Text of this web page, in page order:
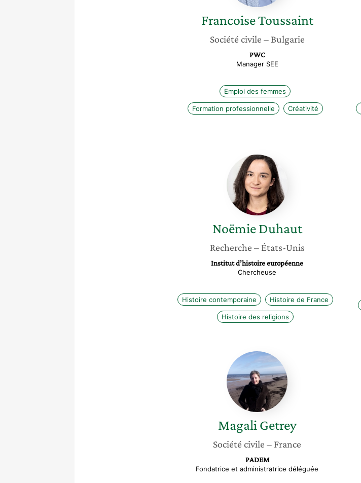
FrancoiseToussaint
Société civile – Bulgarie
PWC
Manager SEE
Emploi des femmes
Formation professionnelle Créativité
Noëmie
Duhaut
Noëmie Duhaut
Recherche – États-Unis
Institut d’histoire européenne
Chercheuse
Histoire contemporaine Histoire de France
Histoire des religions
Magali
Getrey
Magali Getrey
Société civile – France
PADEM
Fondatrice et administratrice déléguée